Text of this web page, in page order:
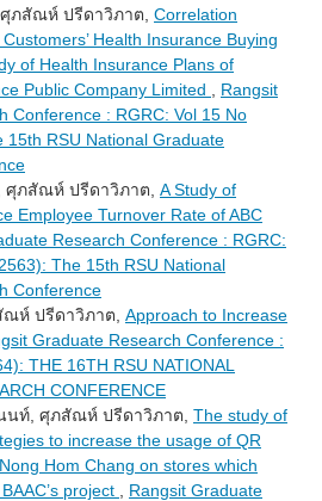
ภสัณห์ ปรีดาวิภาต, Correlation
Health Insurance Buying
of Health Insurance Plans of
Public Company Limited
Rangsit
Conference : RGRC: Vol 15 No
15th RSU National Graduate
ภสัณห์ ปรีดาวิภาต, A Study of
Employee Turnover Rate of ABC
Research Conference : RGRC:
The 15th RSU National
Conference
ณห์ ปรีดาวิภาต, Approach to Increase
Graduate Research Conference :
THE 16TH RSU NATIONAL
CONFERENCE
นท์, ศุภสัณห์ ปรีดาวิภาต, The study of
to increase the usage of QR
Hom Chang on stores which
project
Rangsit Graduate